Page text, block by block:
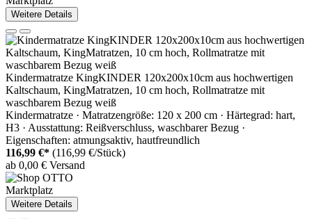
Weitere Details
Kindermatratze KingKINDER 120x200x10cm aus hochwertigen
Kaltschaum, KingMatratzen, 10 cm hoch, Rollmatratze mit
waschbarem Bezug weiß
Kindermatratze · Matratzengröße: 120 x 200 cm · Härtegrad: hart,
H3 · Ausstattung: Reißverschluss, waschbarer Bezug ·
Eigenschaften: atmungsaktiv, hautfreundlich
116,99 €* (116,99 €/Stück)
ab 0,00 € Versand
Marktplatz
Weitere Details